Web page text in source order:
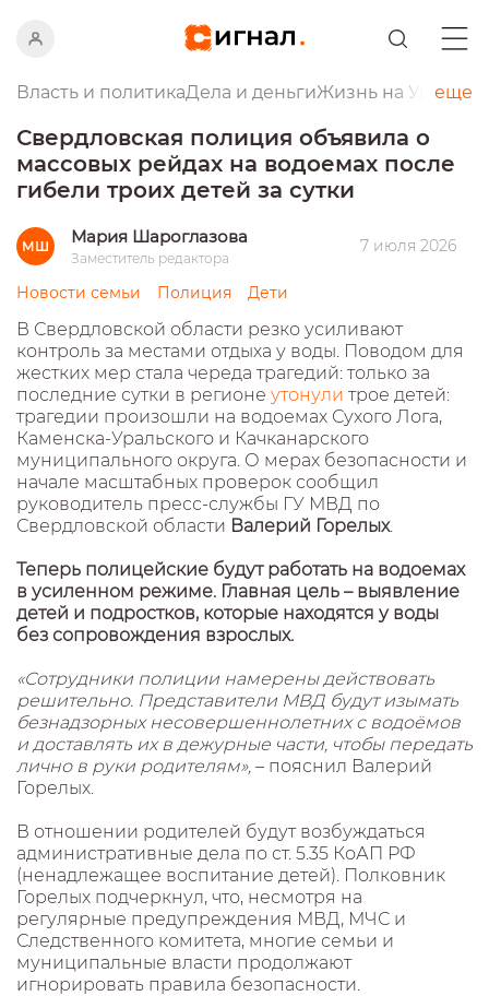
Власть и политикаДела и деньгиЖизнь на Урале
еще
Свердловская полиция объявила о
массовых рейдах на водоемах после
гибели троих детей за сутки
МШ Мария Шароглазова
Заместитель редактора
7 июля 2026
Новости семьи Полиция Дети
В Свердловской области резко усиливают
контроль за местами отдыха у воды. Поводом для
жестких мер стала череда трагедий: только за
последние сутки в регионе утонули трое детей:
трагедии произошли на водоемах Сухого Лога,
Каменска-Уральского и Качканарского
муниципального округа. О мерах безопасности и
начале масштабных проверок сообщил
руководитель пресс-службы ГУ МВД по
Свердловской области Валерий Горелых.
Теперь полицейские будут работать на водоемах
в усиленном режиме. Главная цель – выявление
детей и подростков, которые находятся у воды
без сопровождения взрослых.
«Сотрудники полиции намерены действовать
решительно. Представители МВД будут изымать
безнадзорных несовершеннолетних с водоёмов
и доставлять их в дежурные части, чтобы передать
лично в руки родителям», – пояснил Валерий
Горелых.
В отношении родителей будут возбуждаться
административные дела по ст. 5.35 КоАП РФ
(ненадлежащее воспитание детей). Полковник
Горелых подчеркнул, что, несмотря на
регулярные предупреждения МВД, МЧС и
Следственного комитета, многие семьи и
муниципальные власти продолжают
игнорировать правила безопасности.